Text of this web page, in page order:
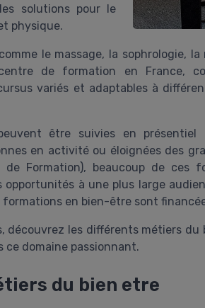
solutions pour le
physique.
le massage, la sophrologie,
de formation en France,
variés et adaptables à
être suivies en
en activité ou éloignées des
de Formation), beaucoup de ces
à une plus large
formations en bien-être sont
découvrez les différents métiers
domaine passionnant.
du bien etre